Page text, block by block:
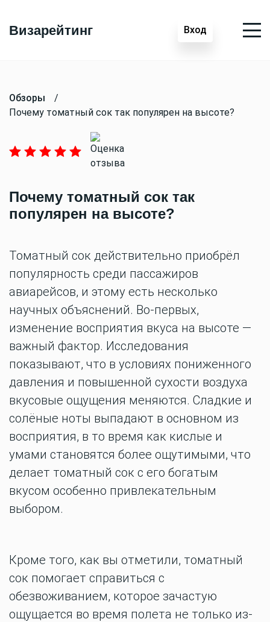
Визарейтинг Вход
Обзоры
/
Почему томатный сок так популярен на высоте?
Почему томатный сок так
популярен на высоте?
Томатный сок действительно приобрёл
популярность среди пассажиров
авиарейсов, и этому есть несколько
научных объяснений. Во-первых,
изменение восприятия вкуса на высоте —
важный фактор. Исследования
показывают, что в условиях пониженного
давления и повышенной сухости воздуха
вкусовые ощущения меняются. Сладкие и
солёные ноты выпадают в основном из
восприятия, в то время как кислые и
умами становятся более ощутимыми, что
делает томатный сок с его богатым
вкусом особенно привлекательным
выбором.
Кроме того, как вы отметили, томатный
сок помогает справиться с
обезвоживанием, которое зачастую
ощущается во время полета не только из-